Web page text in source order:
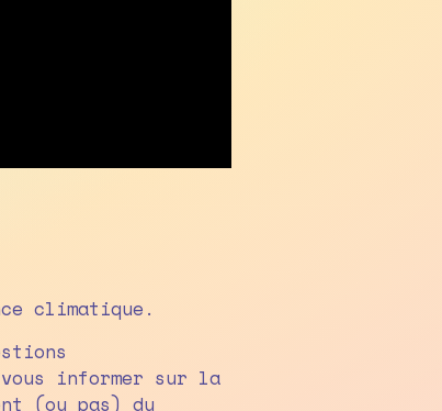
climatique.
informer sur la
(ou pas) du